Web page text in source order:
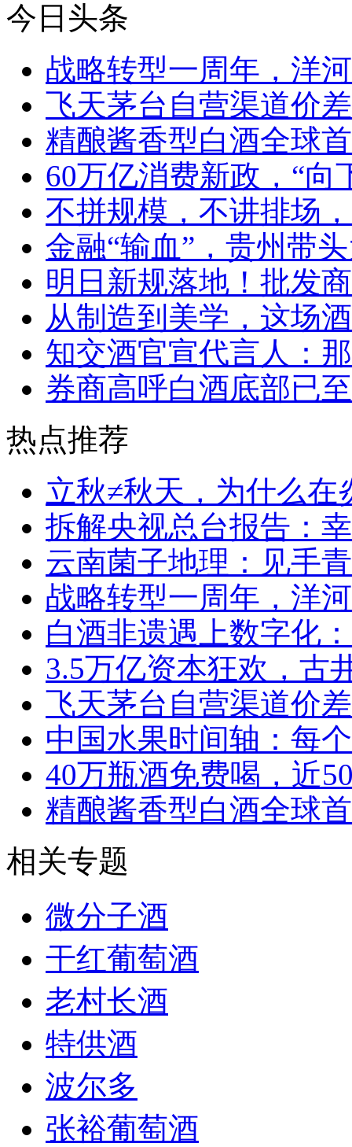
今日头条
战略转型一周年，洋
飞天茅台自营渠道价
精酿酱香型白酒全球
60万亿消费新政，“向
不拼规模，不讲排场
金融“输血”，贵州带
明日新规落地！批发
从制造到美学，这场
知交酒官宣代言人：
券商高呼白酒底部已
热点推荐
立秋≠秋天，为什么在
拆解央视总台报告：
云南菌子地理：见手
战略转型一周年，洋
白酒非遗遇上数字化
3.5万亿资本狂欢，古
飞天茅台自营渠道价
中国水果时间轴：每
40万瓶酒免费喝，近
精酿酱香型白酒全球
相关专题
微分子酒
干红葡萄酒
老村长酒
特供酒
波尔多
张裕葡萄酒